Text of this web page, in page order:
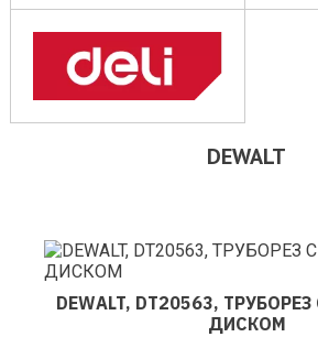
DEWALT
DEWALT, DT20563,
ДИСКОМ